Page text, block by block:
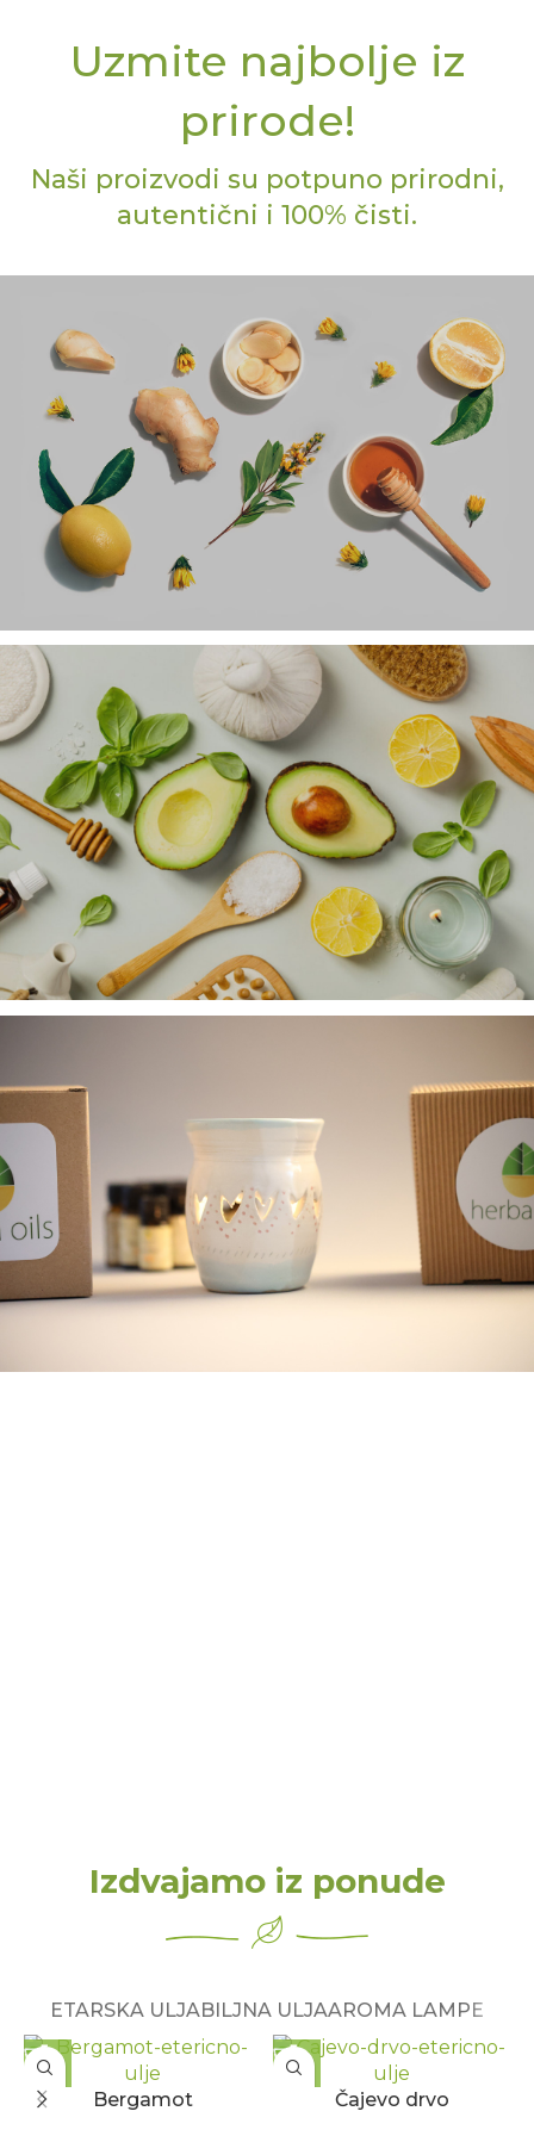
Uzmite najbolje iz
prirode!
Naši proizvodi su potpuno prirodni,
autentični i 100% čisti.
ETARSKA ULJA
prirodna, autentična i najvišeg kvaliteta
najkvalitetnija prirodna masna ulja, hladno
ceđena
Izdvajamo iz ponude
ETARSKA ULJABILJNA ULJAAROMA LAMPE
Bergamot Čajevo drvo